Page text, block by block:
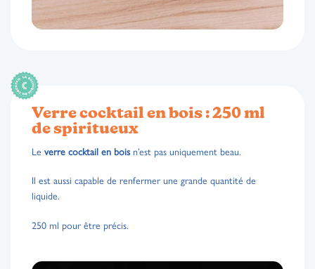
Verre cocktail en bois : 250 ml
de spiritueux
Le verre cocktail en bois n’est pas uniquement beau.
Il est aussi capable de renfermer une grande quantité de
liquide.
250 ml pour être précis.